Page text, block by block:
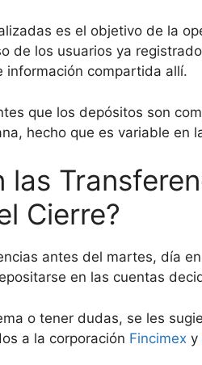
es el objetivo de la
de los usuarios ya
compartida allí.
que los depósitos son
hecho que es variable en
las
Cierre?
antes del martes, día
en las cuentas
o tener dudas, se les
a la corporación Fincimex y